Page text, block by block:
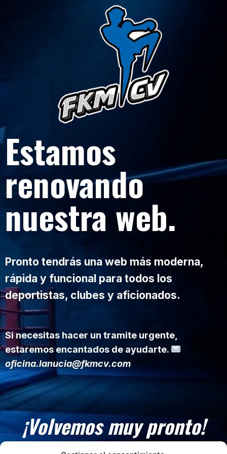
Estamos
renovando
nuestra web.
Pronto tendrás una web más moderna,
rápida y funcional para todos los
deportistas, clubes y aficionados.
Si necesitas hacer un tramite urgente,
estaremos encantados de ayudarte.
oficina.lanucia@fkmcv.com
¡Volvemos muy pronto!